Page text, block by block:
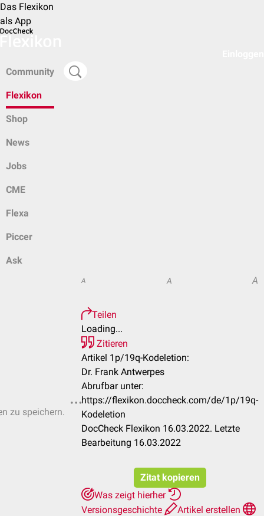
Das Flexikon
als App
Community
Flexikon
Shop
News
Jobs
CME
Flexa
Piccer
Ask
zu speichern.
A A A
Teilen
Loading...
Zitieren
Artikel 1p/19q-Kodeletion:
Dr. Frank Antwerpes
Abrufbar unter:
https://flexikon.doccheck.com/de/1p/19q-
Kodeletion
DocCheck Flexikon 16.03.2022. Letzte
Bearbeitung 16.03.2022
Zitat kopieren
Was zeigt hierher
Versionsgeschichte
Artikel erstellen